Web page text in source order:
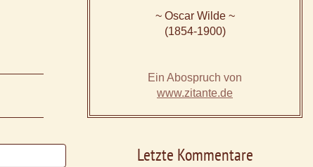
~ Oscar Wilde ~
(1854-1900)
Ein Abospruch von
www.zitante.de
Letzte Kommentare